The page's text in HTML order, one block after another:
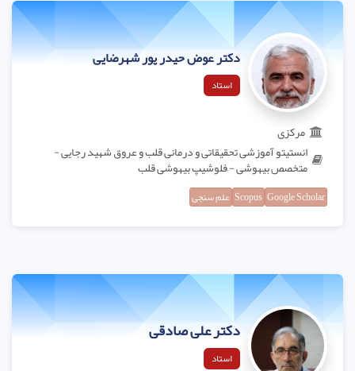
دکتر عوض حیدر پور شهرضایی
استاد
مرکزی
انستیتو آموزشی تحقیقاتی و درمانی قلب و عروق شهید رجایی -
متخصص بیهوشی - فلوشیپ بیهوشی قلب
Google Scholar
Scopus علم سنجی
دکتر علی صادقی
استاد